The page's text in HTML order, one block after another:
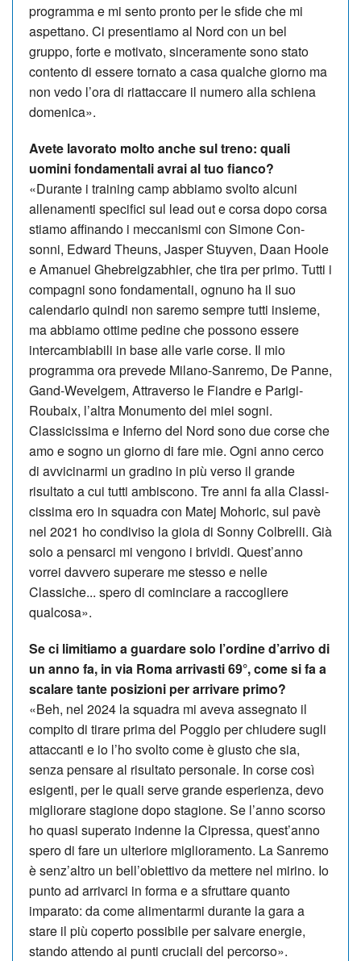
programma e mi sento pronto per le sfide che mi
aspettano. Ci presentiamo al Nord con un bel
gruppo, forte e motivato, sinceramente so­no stato
contento di essere tornato a casa qualche giorno ma
non vedo l’ora di riattaccare il numero alla schiena
domenica».
Avete lavorato molto anche sul treno: qua­li
uomini fondamentali avrai al tuo fianco?
«Durante i training camp abbiamo svolto alcuni
allenamenti specifici sul lead out e corsa dopo corsa
stiamo affinando i meccanismi con Simone Con­
sonni, Edward Theuns, Jasper Stuyven, Daan Hoole
e Amanuel Ghebreigza­bhier, che tira per primo. Tutti i
compagni sono fondamentali, ognuno ha il suo
calendario quindi non saremo sempre tutti insieme,
ma abbiamo ottime pedine che possono essere
intercambiabili in base alle varie corse. Il mio
programma ora prevede Milano-Sanremo, De Panne,
Gand-We­velgem, Attraverso le Fiandre e Pa­rigi-
Roubaix, l’altra Monumento dei miei sogni.
Classicissima e Inferno del Nord sono due corse che
amo e sogno un giorno di fare mie. Ogni anno cerco
di avvicinarmi un gradino in più verso il grande
risultato a cui tutti am­biscono. Tre anni fa alla Classi­
cissima ero in squadra con Matej Mohoric, sul pavè
nel 2021 ho condiviso la gioia di Sonny Colbrelli. Già
solo a pensarci mi vengono i brividi. Quest’anno
vorrei davvero superare me stesso e nelle
Classiche... spero di cominciare a raccogliere
qualcosa».
Se ci limitiamo a guardare solo l’ordine d’arrivo di
un anno fa, in via Roma arrivasti 69°, come si fa a
scalare tante posizioni per arrivare primo?
«Beh, nel 2024 la squadra mi aveva assegnato il
compito di tirare prima del Poggio per chiudere sugli
attaccanti e io l’ho svolto come è giusto che sia,
senza pensare al risultato personale. In corse così
esigenti, per le quali serve grande esperienza, devo
migliorare stagione dopo stagione. Se l’anno scorso
ho quasi superato indenne la Cipressa, quest’anno
spero di fare un ulteriore miglioramento. La Sanremo
è senz’altro un bell’obiettivo da mettere nel mi­rino. Io
punto ad arrivarci in forma e a sfruttare quanto
imparato: da come alimentarmi durante la gara a
stare il più coperto possibile per salvare energie,
stando attendo ai punti cruciali del percorso».